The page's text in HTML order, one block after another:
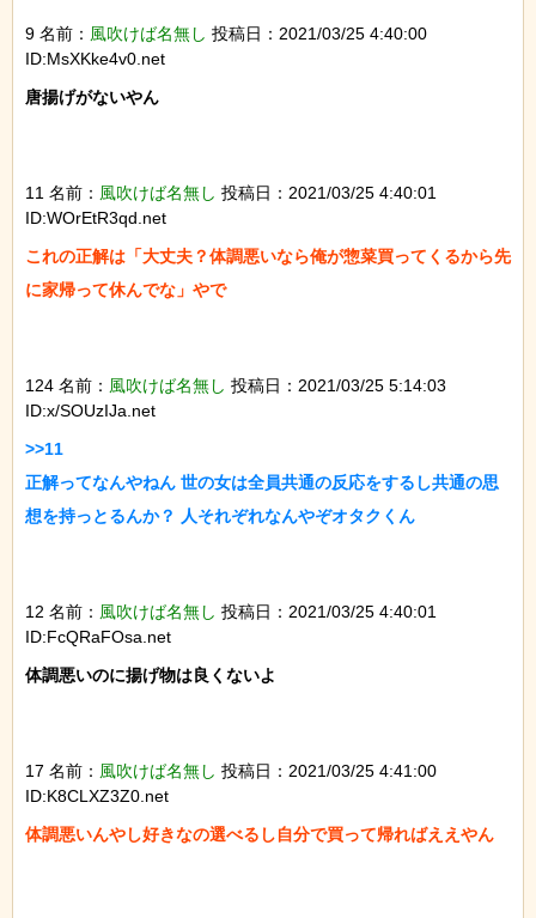
9 名前： 風吹けば名無し 投稿日：2021/03/25 4:40:00
ID:MsXKke4v0.net
唐揚げがないやん
11 名前： 風吹けば名無し 投稿日：2021/03/25 4:40:01
ID:WOrEtR3qd.net
これの正解は「大丈夫？体調悪いなら俺が惣菜買ってくるから先
に家帰って休んでな」やで
124 名前： 風吹けば名無し 投稿日：2021/03/25 5:14:03
ID:x/SOUzIJa.net
>>11
正解ってなんやねん 世の女は全員共通の反応をするし共通の思
想を持っとるんか？ 人それぞれなんやぞオタクくん
12 名前： 風吹けば名無し 投稿日：2021/03/25 4:40:01
ID:FcQRaFOsa.net
体調悪いのに揚げ物は良くないよ
17 名前： 風吹けば名無し 投稿日：2021/03/25 4:41:00
ID:K8CLXZ3Z0.net
体調悪いんやし好きなの選べるし自分で買って帰ればええやん